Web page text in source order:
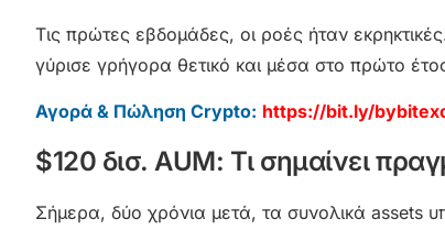
Τις πρώτες εβδομάδες, οι ροές ήταν
γύρισε γρήγορα θετικό και μέσα στο πρώτο
Αγορά & Πώληση Crypto: https://bit.ly/
$120 δισ. AUM: Τι σημαίνει
Σήμερα, δύο χρόνια μετά, τα συνολικά assets